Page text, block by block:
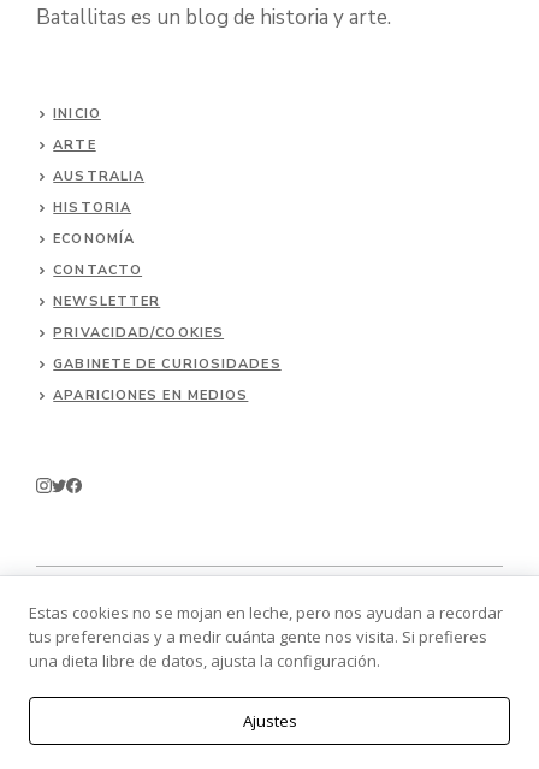
Batallitas es un blog de historia y arte.
INICIO
ARTE
AUSTRALIA
HISTORIA
ECONOMÍA
CONTACTO
NEWSLETTER
PRIVACIDAD/COOKIES
GABINETE DE CURIOSIDADES
APARICIONES EN MEDIOS
© 2026 Batallitas.
Estas cookies no se mojan en leche, pero nos ayudan a recordar
tus preferencias y a medir cuánta gente nos visita. Si prefieres
una dieta libre de datos, ajusta la configuración.
Ajustes